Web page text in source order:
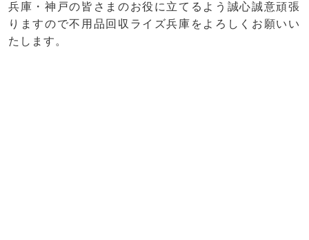
兵庫・神戸の皆さまのお役に立てるよう誠心誠意頑張
りますので不用品回収ライズ兵庫をよろしくお願いい
たします。